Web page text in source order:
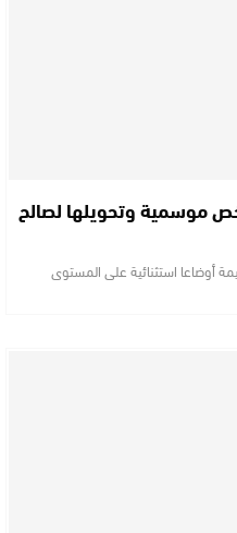
موسمية وتحويلها لصالح
أوضاعا استثنائية على المستوى